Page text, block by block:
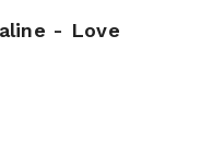
- Love